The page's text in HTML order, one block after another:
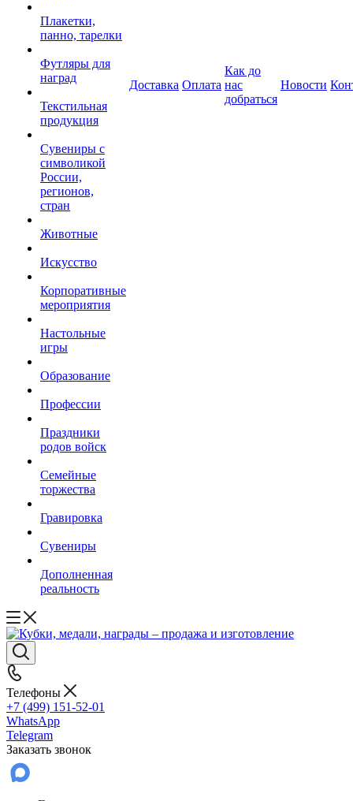
Плакетки,
панно, тарелки
Футляры для
наград
Текстильная
продукция
Сувениры с
символикой
России,
регионов,
стран
Животные
Искусство
Корпоративные
мероприятия
Настольные
игры
Образование
Профессии
Праздники
родов войск
Семейные
торжества
Гравировка
Сувениры
Дополненная
реальность
Доставка Оплата
Как до
нас
добраться
Новости
Телефоны
+7 (499) 151-52-01
WhatsApp
Telegram
Заказать звонок